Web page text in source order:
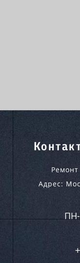
Адрес:
ПН-